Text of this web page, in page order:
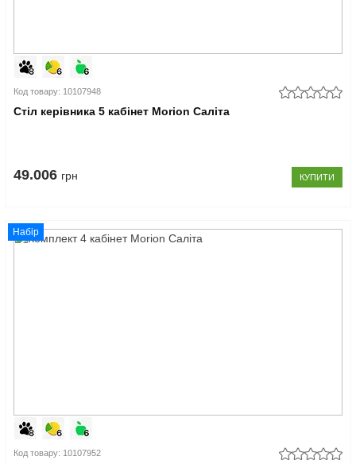
Код товару: 10107948
Стіл керівника 5 кабінет Morion Саліта
49.006 грн КУПИТИ
Набір
Код товару: 10107952